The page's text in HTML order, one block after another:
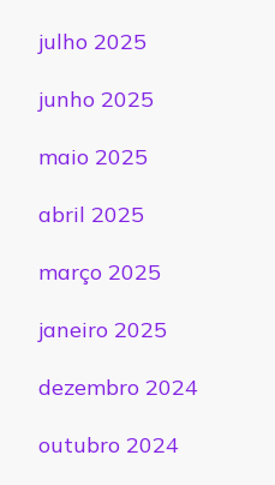
julho 2025
junho 2025
maio 2025
abril 2025
março 2025
janeiro 2025
dezembro 2024
outubro 2024